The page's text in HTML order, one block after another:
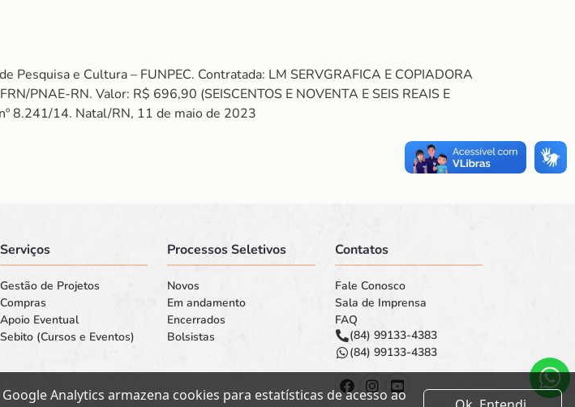
e Cultura – FUNPEC. Contratada: LM SERVGRAFICA E COPIADORA
PNAE-RN. Valor: R$ 696,90 (SEISCENTOS E NOVENTA E SEIS REAIS E
8.241/14. Natal/RN, 11 de maio de 2023
Serviços
Gestão de Projetos
Compras
Apoio Eventual
Sebito (Cursos e Eventos)
Processos Seletivos
Novos
Em andamento
Encerrados
Bolsistas
Contatos
Fale Conosco
Sala de Imprensa
FAQ
(84) 99133-4383
(84) 99133-4383
Analytics armazena cookies para estatísticas de acesso ao